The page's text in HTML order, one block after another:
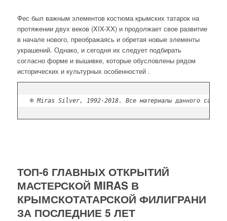
Фес был важным элементов костюма крымских татарок на
протяжении двух веков (XIX-XX) и продолжает свое развитие
в начале нового, преображаясь и обретая новые элементы
украшений. Однако, и сегодня их следует подбирать
согласно форме и вышивке, которые обусловлены рядом
исторических и культурных особенностей .
© Miras Silver, 1992-2018. Все материалы данного сайта
ТОП-6 ГЛАВНЫХ ОТКРЫТИЙ
МАСТЕРСКОЙ MIRAS В
КРЫМСКОТАТАРСКОЙ ФИЛИГРАНИ
ЗА ПОСЛЕДНИЕ 5 ЛЕТ